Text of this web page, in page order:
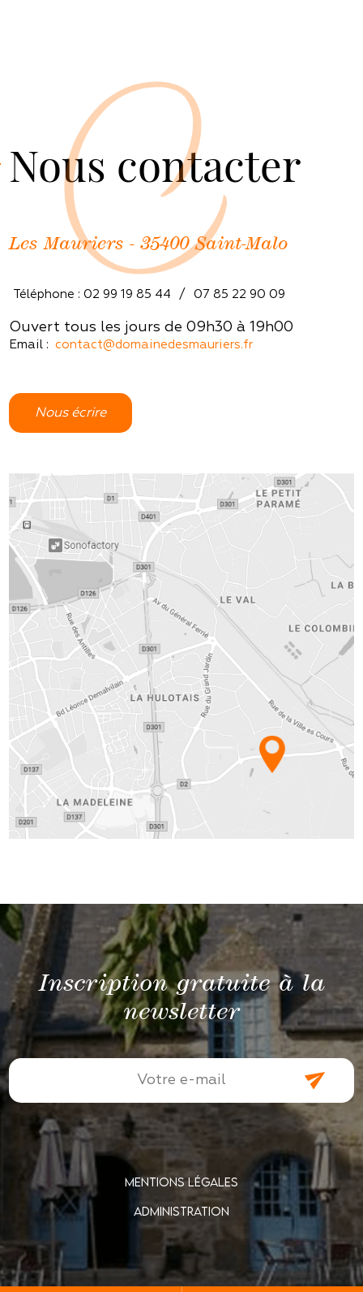
Nous contacter
C
Les Mauriers - 35400 Saint-Malo
Téléphone : 02 99 19 85 44 / 07 85 22 90 09
Ouvert tous les jours de 09h30 à 19h00
Email : contact@domainedesmauriers.fr
Nous écrire
Inscription gratuite à la
newsletter
MENTIONS LÉGALES
ADMINISTRATION